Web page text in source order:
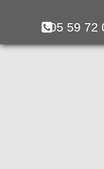
05 59 72